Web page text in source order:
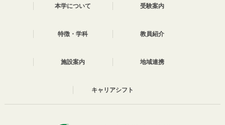
本学について 受験案内
特徴・学科 教員紹介
施設案内 地域連携
キャリアシフト